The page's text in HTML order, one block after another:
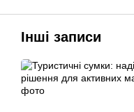
Інші записи